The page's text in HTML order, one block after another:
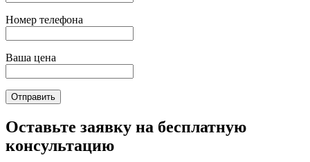
Номер телефона
Ваша цена
Отправить
Оставьте заявку на бесплатную
консультацию